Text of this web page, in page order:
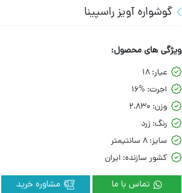
گوشواره آویز راسپینا
ویژگی های محصول:
عیار: 18
اجرت: 16%
وزن: 2.830
رنگ: زرد
سایز: 8 سانتیمتر
کشور سازنده: ایران
تماس با ما